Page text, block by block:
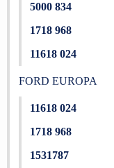
5000 834
1718 968
11618 024
FORD EUROPA
11618 024
1718 968
1531787